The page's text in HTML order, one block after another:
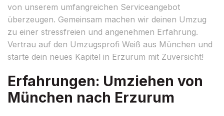
von unserem umfangreichen Serviceangebot
überzeugen. Gemeinsam machen wir deinen Umzug
zu einer stressfreien und angenehmen Erfahrung.
Vertrau auf den Umzugsprofi Weiß aus München und
starte dein neues Kapitel in Erzurum mit Zuversicht!
Erfahrungen: Umziehen von
München nach Erzurum